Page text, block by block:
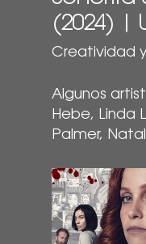
(2024) |
Creatividad
Algunos
Hebe, Linda
Palmer,